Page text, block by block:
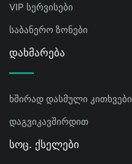
VIP სერვისები
საბანერო ზონები
Დახმარება
ხშირად დასმული კითხვები
დაგვიკავშირდით
Სოც. Ქსელები